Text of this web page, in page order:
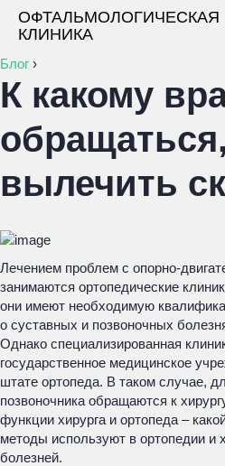
ОФТАЛЬМОЛОГИЧЕСКАЯ
КЛИНИКА
Блог ›
К какому
вылечить
Лечением проблем с опорно-
занимаются ортопедические
они имеют необходимую
о суставных и позвоночных
Однако специализированная
государственное медицинское
штате ортопеда. В таком случае,
позвоночника обращаются к
функции хирурга и ортопеда –
методы используют в ортопедии и
болезней.